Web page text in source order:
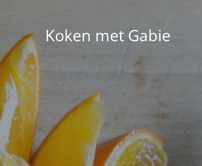
Koken met Gabie